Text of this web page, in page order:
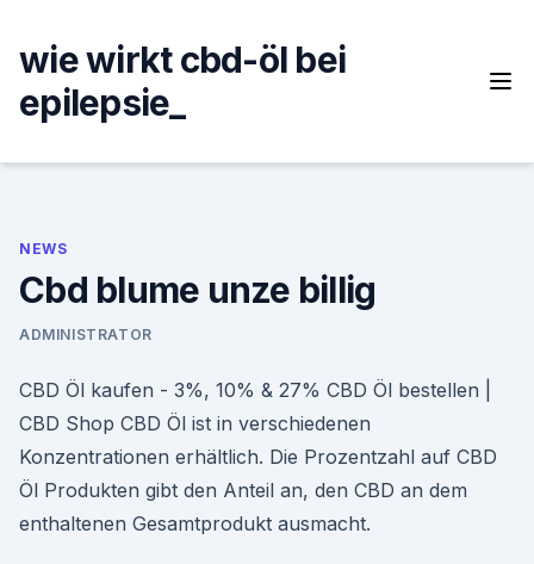
content
wie wirkt cbd-öl bei
epilepsie_
NEWS
Cbd blume unze billig
ADMINISTRATOR
CBD Öl kaufen - 3%, 10% & 27% CBD Öl bestellen |
CBD Shop CBD Öl ist in verschiedenen
Konzentrationen erhältlich. Die Prozentzahl auf CBD
Öl Produkten gibt den Anteil an, den CBD an dem
enthaltenen Gesamtprodukt ausmacht.